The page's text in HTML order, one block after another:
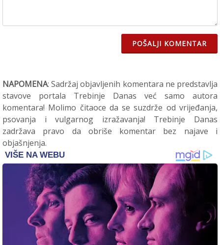
POŠALJI KOMENTAR
NAPOMENA: Sadržaj objavljenih komentara ne predstavlja
stavove portala Trebinje Danas već samo autora
komentara! Molimo čitaoce da se suzdrže od vrijeđanja,
psovanja i vulgarnog izražavanja! Trebinje Danas
zadržava pravo da obriše komentar bez najave i
objašnjenja.